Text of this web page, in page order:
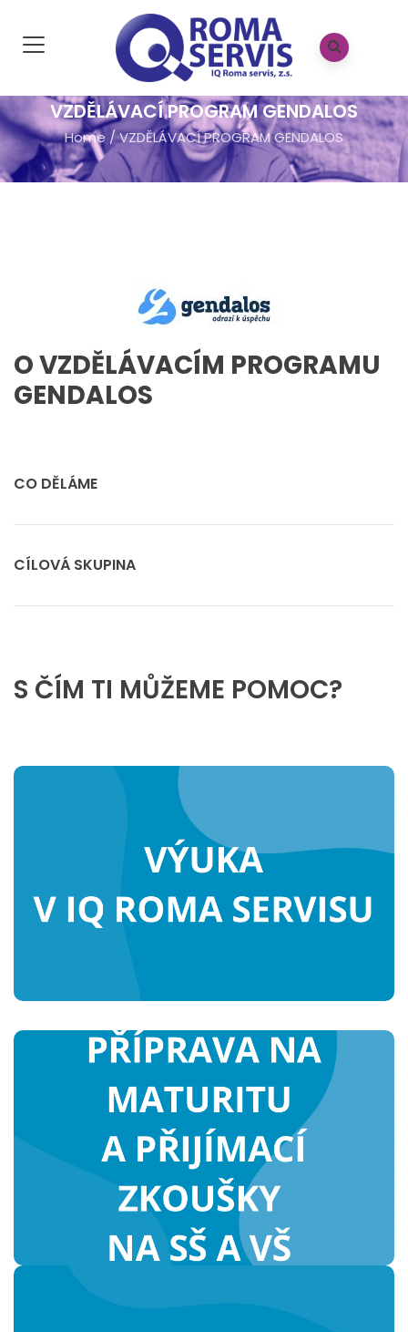
VZDĚLÁVACÍ PROGRAM GENDALOS
Home /VZDĚLÁVACÍ PROGRAM GENDALOS
O VZDĚLÁVACÍM PROGRAMU
GENDALOS
CO DĚLÁME
CÍLOVÁ SKUPINA
S ČÍM TI MŮŽEME POMOC?
Doučování a kurzy podle potřeby
studenta.
Nabízíme také kariérové
poradenství.